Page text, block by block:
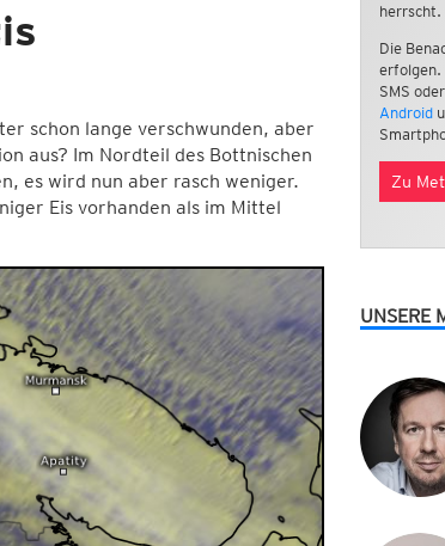
schon lange verschwunden, aber
aus? Im Nordteil des Bottnischen
es wird nun aber rasch weniger.
Eis vorhanden als im Mittel
herrscht.
Die
erfolgen.
SMS
Android
Zu
UNSERE